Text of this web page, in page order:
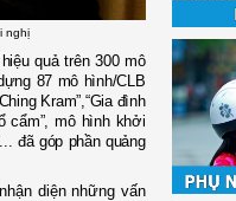
nghị
quả trên 300 mô
87 mô hình/CLB
Kram”,“Gia đình
cẩm”, mô hình khởi
đã góp phần quảng
diện những vấn